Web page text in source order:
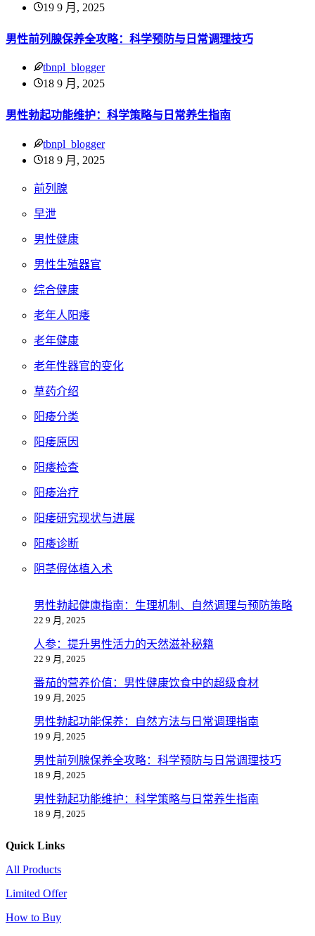
19 9 月, 2025
男性前列腺保养全攻略：科学预防与日常调理技巧
tbnpl_blogger
18 9 月, 2025
男性勃起功能维护：科学策略与日常养生指南
tbnpl_blogger
18 9 月, 2025
前列腺
早泄
男性健康
男性生殖器官
综合健康
老年人阳痿
老年健康
老年性器官的变化
草药介绍
阳痿分类
阳痿原因
阳痿检查
阳痿治疗
阳痿研究现状与进展
阳痿诊断
阴茎假体植入术
男性勃起健康指南：生理机制、自然调理与预防策略
22 9 月, 2025
人参：提升男性活力的天然滋补秘籍
22 9 月, 2025
番茄的营养价值：男性健康饮食中的超级食材
19 9 月, 2025
男性勃起功能保养：自然方法与日常调理指南
19 9 月, 2025
男性前列腺保养全攻略：科学预防与日常调理技巧
18 9 月, 2025
男性勃起功能维护：科学策略与日常养生指南
18 9 月, 2025
Quick Links
All Products
Limited Offer
How to Buy